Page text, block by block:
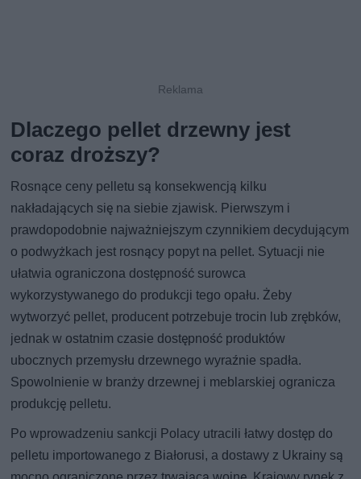
Dlaczego pellet drzewny jest
coraz droższy?
Rosnące ceny pelletu są konsekwencją kilku
nakładających się na siebie zjawisk. Pierwszym i
prawdopodobnie najważniejszym czynnikiem decydującym
o podwyżkach jest rosnący popyt na pellet. Sytuacji nie
ułatwia ograniczona dostępność surowca
wykorzystywanego do produkcji tego opału. Żeby
wytworzyć pellet, producent potrzebuje trocin lub zrębków,
jednak w ostatnim czasie dostępność produktów
ubocznych przemysłu drzewnego wyraźnie spadła.
Spowolnienie w branży drzewnej i meblarskiej ogranicza
produkcję pelletu.
Po wprowadzeniu sankcji Polacy utracili łatwy dostęp do
pelletu importowanego z Białorusi, a dostawy z Ukrainy są